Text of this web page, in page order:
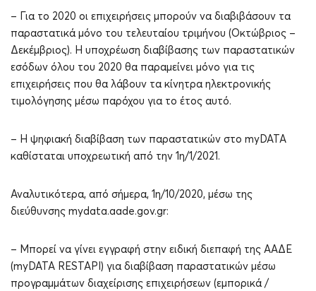
– Για το 2020 οι επιχειρήσεις μπορούν να διαβιβάσουν τα
παραστατικά μόνο του τελευταίου τριμήνου (Οκτώβριος –
Δεκέμβριος). Η υποχρέωση διαβίβασης των παραστατικών
εσόδων όλου του 2020 θα παραμείνει μόνο για τις
επιχειρήσεις που θα λάβουν τα κίνητρα ηλεκτρονικής
τιμολόγησης μέσω παρόχου για το έτος αυτό.
– Η ψηφιακή διαβίβαση των παραστατικών στο myDATA
καθίσταται υποχρεωτική από την 1η/1/2021.
Αναλυτικότερα, από σήμερα, 1η/10/2020, μέσω της
διεύθυνσης mydata.aade.gov.gr:
– Μπορεί να γίνει εγγραφή στην ειδική διεπαφή της ΑΑΔΕ
(myDATA RESTAPI) για διαβίβαση παραστατικών μέσω
προγραμμάτων διαχείρισης επιχειρήσεων (εμπορικά /